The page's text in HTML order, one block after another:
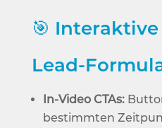
🎯 Interaktive
Lead-
In-Video CTAs:
bestimmten